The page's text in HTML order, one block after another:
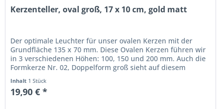
Kerzenteller, oval groß, 17 x 10 cm, gold matt
Der optimale Leuchter für unser ovalen Kerzen mit der
Grundfläche 135 x 70 mm. Diese Ovalen Kerzen führen wir
in 3 verschiedenen Höhen: 100, 150 und 200 mm. Auch die
Formkerze Nr. 02, Doppelform groß sieht auf diesem
Inhalt 1 Stück
19,90 € *